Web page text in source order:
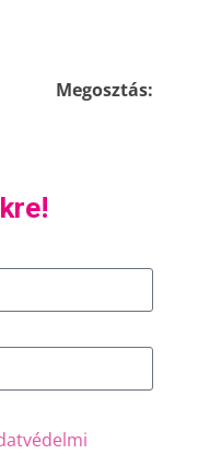
Megosztás: